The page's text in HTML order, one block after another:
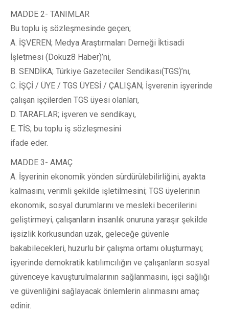
MADDE 2- TANIMLAR
Bu toplu iş sözleşmesinde geçen;
A. İŞVEREN; Medya Araştırmaları Derneği İktisadi
İşletmesi (Dokuz8 Haber)’ni,
B. SENDİKA; Türkiye Gazeteciler Sendikası(TGS)’nı,
C. İŞÇİ / ÜYE / TGS ÜYESİ / ÇALIŞAN; İşverenin işyerinde
çalışan işçilerden TGS üyesi olanları,
D. TARAFLAR; işveren ve sendikayı,
E. TİS; bu toplu iş sözleşmesini
ifade eder.
MADDE 3- AMAÇ
A. İşyerinin ekonomik yönden sürdürülebilirliğini, ayakta
kalmasını, verimli şekilde işletilmesini; TGS üyelerinin
ekonomik, sosyal durumlarını ve mesleki becerilerini
geliştirmeyi, çalışanların insanlık onuruna yaraşır şekilde
işsizlik korkusundan uzak, geleceğe güvenle
bakabilecekleri, huzurlu bir çalışma ortamı oluşturmayı;
işyerinde demokratik katılımcılığın ve çalışanların sosyal
güvenceye kavuşturulmalarının sağlanmasını, işçi sağlığı
ve güvenliğini sağlayacak önlemlerin alınmasını amaç
edinir.